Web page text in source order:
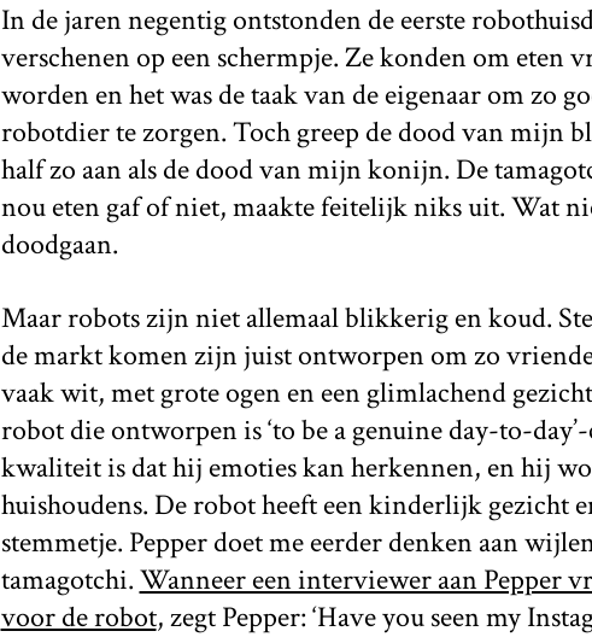
In de jaren negentig ontstonden de eerste
verschenen op een schermpje. Ze konden om eten
worden en het was de taak van de eigenaar om zo
robotdier te zorgen. Toch greep de dood van mijn
half zo aan als de dood van mijn konijn. De
nou eten gaf of niet, maakte feitelijk niks uit. Wat
doodgaan.
Maar robots zijn niet allemaal blikkerig en koud.
de markt komen zijn juist ontworpen om zo
vaak wit, met grote ogen en een glimlachend
robot die ontworpen is ‘to be a genuine day-to-
kwaliteit is dat hij emoties kan herkennen, en hij
huishoudens. De robot heeft een kinderlijk gezicht
stemmetje. Pepper doet me eerder denken aan
tamagotchi.Wanneer een interviewer aan Pepper
voor de robot, zegt Pepper: ‘Have you seen my